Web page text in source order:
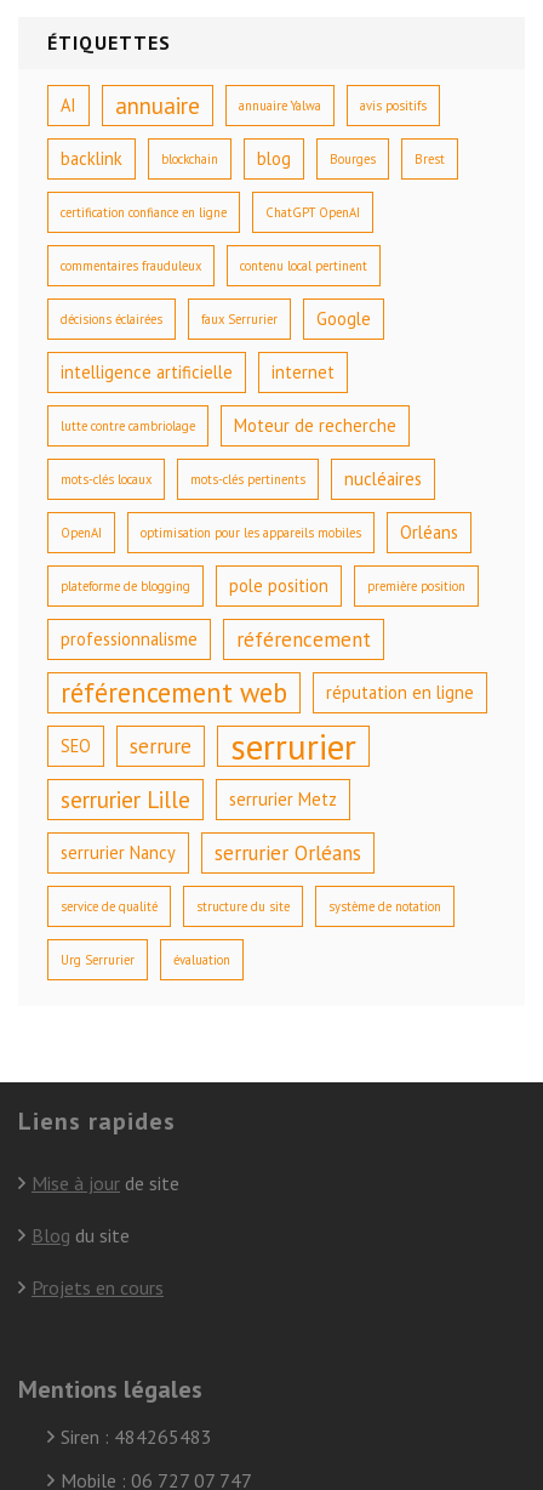
ÉTIQUETTES
AI annuaire annuaire Yalwa avis positifs
backlink blockchain blog Bourges Brest
certification confiance en ligne ChatGPT OpenAI
commentaires frauduleux contenu local pertinent
décisions éclairées faux Serrurier Google
intelligence artificielle internet
lutte contre cambriolage Moteur de recherche
mots-clés locaux mots-clés pertinents nucléaires
OpenAI optimisation pour les appareils mobiles Orléans
plateforme de blogging pole position première position
professionnalisme référencement
référencement web réputation en ligne
SEO serrure serrurier
serrurier Lille serrurier Metz
serrurier Nancy serrurier Orléans
service de qualité structure du site système de notation
Urg Serrurier évaluation
Liens rapides
Mise à jour de site
Blog du site
Projets en cours
Mentions légales
Siren : 484265483
Mobile : 06 727 07 747